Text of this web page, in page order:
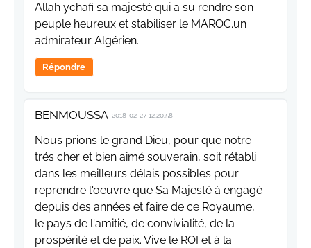
Allah ychafi sa majesté qui a su rendre son
peuple heureux et stabiliser le MAROC.un
admirateur Algérien.
Répondre
BENMOUSSA 2018-02-27 12:20:58
Nous prions le grand Dieu, pour que notre
trés cher et bien aimé souverain, soit rétabli
dans les meilleurs délais possibles pour
reprendre l'oeuvre que Sa Majesté à engagé
depuis des années et faire de ce Royaume,
le pays de l'amitié, de convivialité, de la
prospérité et de paix. Vive le ROI et à la